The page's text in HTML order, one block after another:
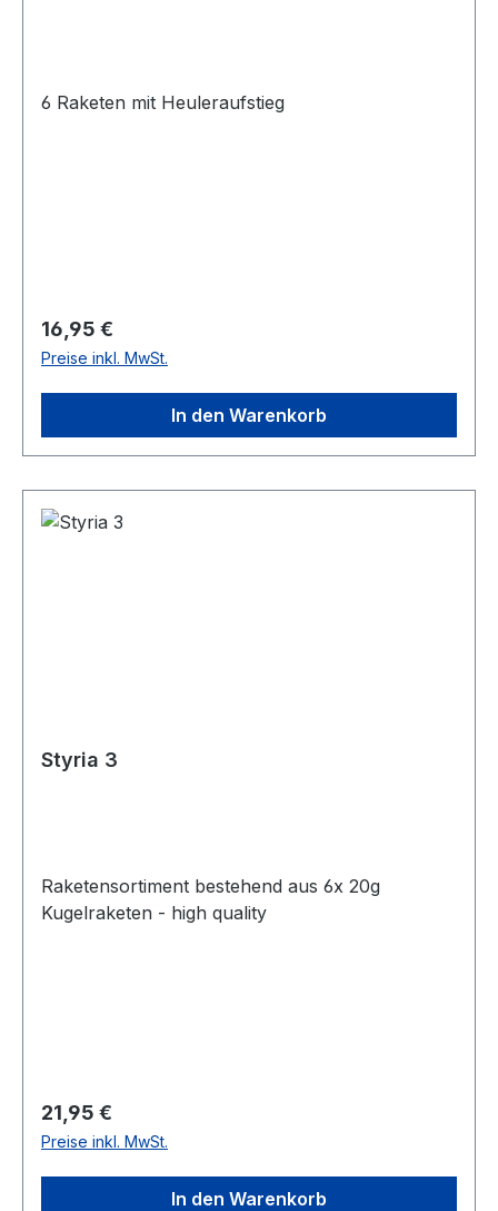
6 Raketen mit Heuleraufstieg
Regulärer Preis:
16,95 €
Preise inkl. MwSt.
In den Warenkorb
Styria 3
Raketensortiment bestehend aus 6x 20g
Kugelraketen - high quality
Regulärer Preis:
21,95 €
Preise inkl. MwSt.
In den Warenkorb